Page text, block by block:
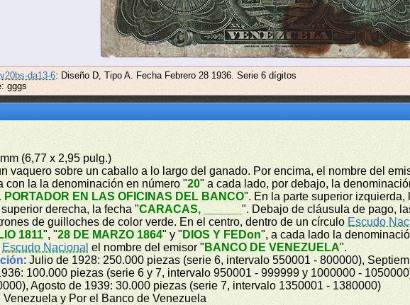
da13-6: Diseño D, Tipo A. Fecha Febrero 28 1936. Serie 6 dígitos
gggs
(6,77 x 2,95 pulg.)
vaquero sobre un caballo a lo largo del ganado. Por encima, el nombre del
con la la denominación en número "20" a cada lado, por debajo, la
PORTADOR EN LAS OFICINAS DEL BANCO". En la parte superior
derecha, la fecha "CARACAS, ______". Debajo de cláusula de pago,
de guilloches de color verde. En el centro, dentro de un círculo Escudo
1811", "28 DE MARZO 1864" y " DIOS Y FEDon", a cada lado la
Escudo Nacional el nombre del emisor " BANCO DE VENEZUELA".
: Julio de 1928: 250.000 piezas (serie 6, intervalo 550001 - 800000),
100.000 piezas (serie 6 y 7, intervalo 950001 - 999999 y 1000000 -
Agosto de 1939: 30.000 piezas (serie 7, intervalo 1350001 - 1380000)
Venezuela y Por el Banco de Venezuela